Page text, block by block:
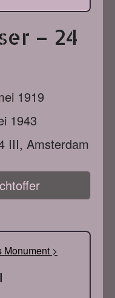
– 24
1919
1943
III, Amsterdam
>